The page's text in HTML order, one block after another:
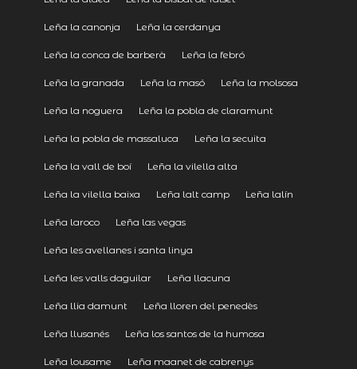
Leña la canonja Leña la cerdanya
Leña la conca de barberà Leña la febró
Leña la granada Leña la masó Leña la molsosa
Leña la noguera Leña la pobla de claramunt
Leña la pobla de massaluca Leña la secuita
Leña la vall de boí Leña la vilella alta
Leña la vilella baixa Leña lalt camp Leña lalín
Leña laroco Leña las vegas
Leña les avellanes i santa linya
Leña les valls daguilar Leña llacuna
Leña llia damunt Leña lloren del penedès
Leña llusanés Leña los santos de la humosa
Leña lousame Leña maanet de cabrenys